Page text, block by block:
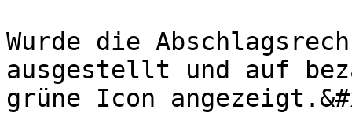
Wurde die
ausgestellt und auf
grüne Icon